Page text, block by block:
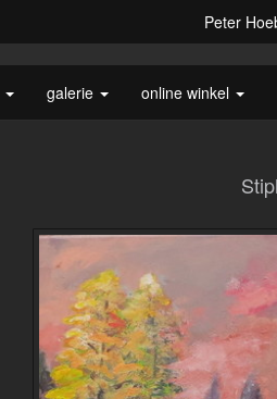
Peter
galerie online winkel